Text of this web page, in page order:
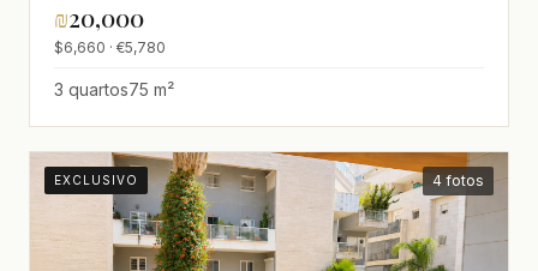
₪20,000
$6,660 · €5,780
3 quartos75 m²
EXCLUSIVO 4 fotos